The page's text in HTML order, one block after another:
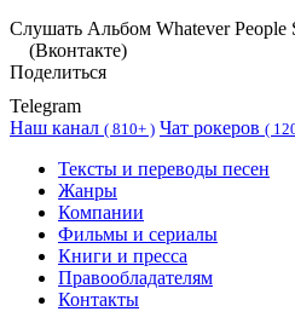
Cлушать Альбом Whatever
(Вконтакте)
Поделиться
Telegram
Наш канал ( 810+ ) Чат рокеров (
Тексты и переводы песен
Жанры
Компании
Фильмы и сериалы
Книги и пресса
Правообладателям
Контакты